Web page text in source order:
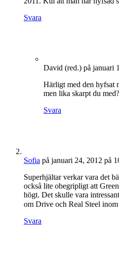
Svara
David (red.) på januari
Härligt med den hyfsat
men lika skarpt du
Svara
Sofia på januari 24, 2012 på
Superhjältar verkar vara det
också lite obegripligt att
högt. Det skulle vara
om Drive och Real Steel
Svara